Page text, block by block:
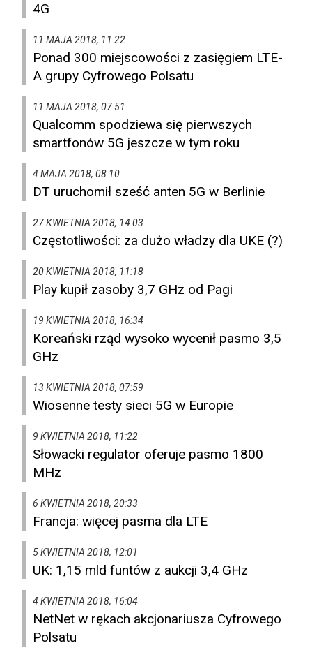
4G
11 MAJA 2018, 11:22
Ponad 300 miejscowości z zasięgiem LTE-
A grupy Cyfrowego Polsatu
11 MAJA 2018, 07:51
Qualcomm spodziewa się pierwszych
smartfonów 5G jeszcze w tym roku
4 MAJA 2018, 08:10
DT uruchomił sześć anten 5G w Berlinie
27 KWIETNIA 2018, 14:03
Częstotliwości: za dużo władzy dla UKE (?)
20 KWIETNIA 2018, 11:18
Play kupił zasoby 3,7 GHz od Pagi
19 KWIETNIA 2018, 16:34
Koreański rząd wysoko wycenił pasmo 3,5
GHz
13 KWIETNIA 2018, 07:59
Wiosenne testy sieci 5G w Europie
9 KWIETNIA 2018, 11:22
Słowacki regulator oferuje pasmo 1800
MHz
6 KWIETNIA 2018, 20:33
Francja: więcej pasma dla LTE
5 KWIETNIA 2018, 12:01
UK: 1,15 mld funtów z aukcji 3,4 GHz
4 KWIETNIA 2018, 16:04
NetNet w rękach akcjonariusza Cyfrowego
Polsatu